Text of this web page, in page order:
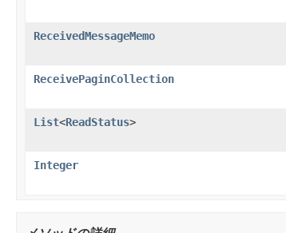
ReceivedMessageMemo
ReceivePaginCollection
List<ReadStatus>
Integer